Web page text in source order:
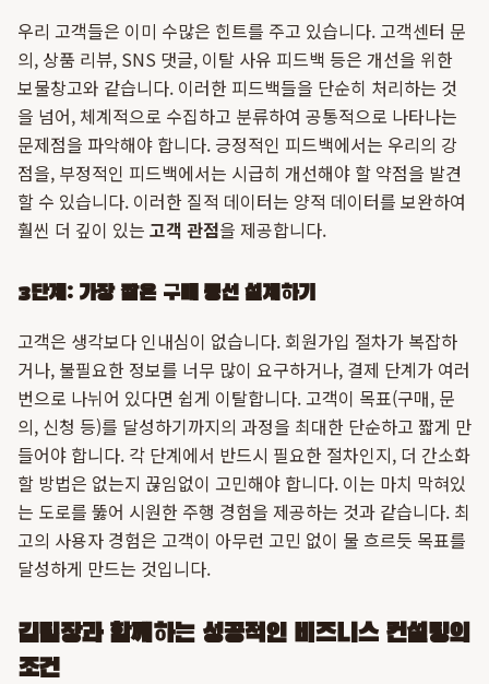
우리 고객들은 이미 수많은 힌트를 주고 있습니다. 고객센터 문
의, 상품 리뷰, SNS 댓글, 이탈 사유 피드백 등은 개선을 위한
보물창고와 같습니다. 이러한 피드백들을 단순히 처리하는 것
을 넘어, 체계적으로 수집하고 분류하여 공통적으로 나타나는
문제점을 파악해야 합니다. 긍정적인 피드백에서는 우리의 강
점을, 부정적인 피드백에서는 시급히 개선해야 할 약점을 발견
할 수 있습니다. 이러한 질적 데이터는 양적 데이터를 보완하여
훨씬 더 깊이 있는 고객 관점을 제공합니다.
3단계: 가장 짧은 구매 동선 설계하기
고객은 생각보다 인내심이 없습니다. 회원가입 절차가 복잡하
거나, 불필요한 정보를 너무 많이 요구하거나, 결제 단계가 여러
번으로 나뉘어 있다면 쉽게 이탈합니다. 고객이 목표(구매, 문
의, 신청 등)를 달성하기까지의 과정을 최대한 단순하고 짧게 만
들어야 합니다. 각 단계에서 반드시 필요한 절차인지, 더 간소화
할 방법은 없는지 끊임없이 고민해야 합니다. 이는 마치 막혀있
는 도로를 뚫어 시원한 주행 경험을 제공하는 것과 같습니다. 최
고의 사용자 경험은 고객이 아무런 고민 없이 물 흐르듯 목표를
달성하게 만드는 것입니다.
김팀장과 함께하는 성공적인 비즈니스 컨설팅의
조건